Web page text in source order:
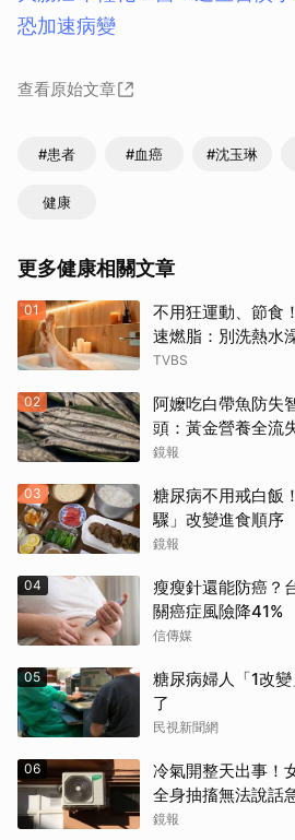
恐加速病變
查看原始文章
#患者 #血癌 #沈玉琳
健康
更多健康相關文章
01
不用狂運動、節食
速燃脂：別洗熱水
TVBS
02
阿嬤吃白帶魚防失
頭：黃金營養全流
鏡報
03
糖尿病不用戒白飯
驟」改變進食順
鏡報
04
瘦瘦針還能防癌？
關癌症風險降41%
信傳媒
05
糖尿病婦人「1改
了
民視新聞網
06
冷氣開整天出事！
全身抽搐無法說
鏡報